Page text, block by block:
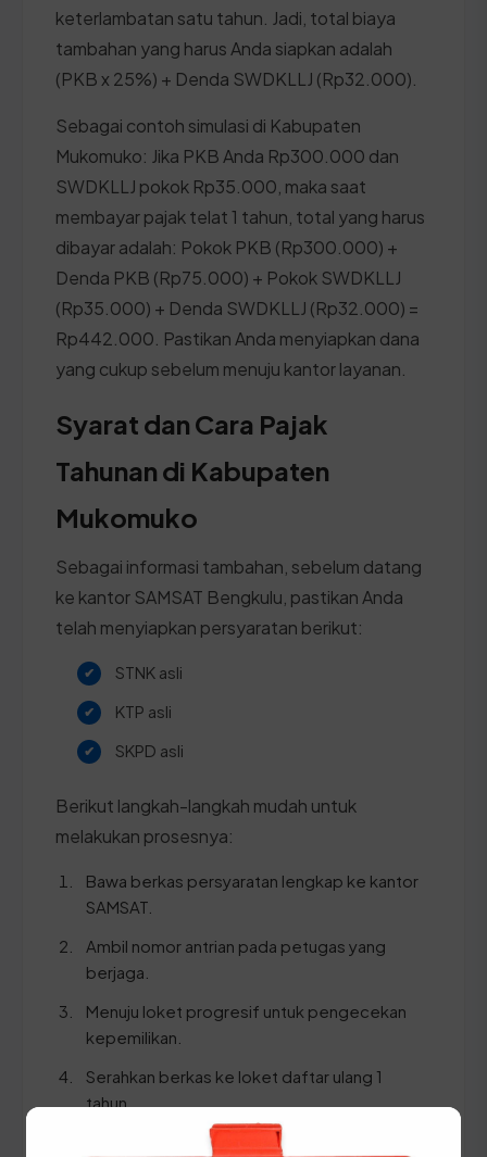
keterlambatan satu tahun. Jadi, total biaya
tambahan yang harus Anda siapkan adalah
(PKB x 25%) + Denda SWDKLLJ (Rp32.000).
Sebagai contoh simulasi di Kabupaten
Mukomuko: Jika PKB Anda Rp300.000 dan
SWDKLLJ pokok Rp35.000, maka saat
membayar pajak telat 1 tahun, total yang harus
dibayar adalah: Pokok PKB (Rp300.000) +
Denda PKB (Rp75.000) + Pokok SWDKLLJ
(Rp35.000) + Denda SWDKLLJ (Rp32.000) =
Rp442.000. Pastikan Anda menyiapkan dana
yang cukup sebelum menuju kantor layanan.
Syarat dan Cara Pajak
Tahunan di Kabupaten
Mukomuko
Sebagai informasi tambahan, sebelum datang
ke kantor SAMSAT Bengkulu, pastikan Anda
telah menyiapkan persyaratan berikut:
STNK asli
KTP asli
SKPD asli
Berikut langkah-langkah mudah untuk
melakukan prosesnya:
Bawa berkas persyaratan lengkap ke kantor
SAMSAT.
Ambil nomor antrian pada petugas yang
berjaga.
Menuju loket progresif untuk pengecekan
kepemilikan.
Serahkan berkas ke loket daftar ulang 1
tahun.
Lakukan pembayaran di loket pembayaran